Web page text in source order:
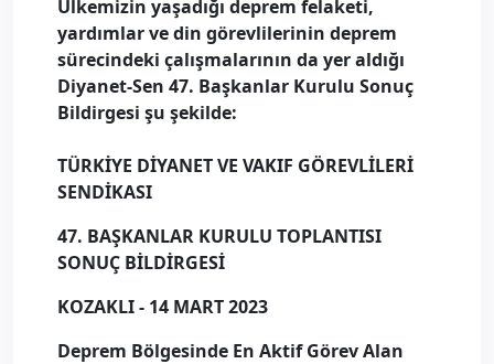
Ülkemizin yaşadığı deprem felaketi,
yardımlar ve din görevlilerinin deprem
sürecindeki çalışmalarının da yer aldığı
Diyanet-Sen 47. Başkanlar Kurulu Sonuç
Bildirgesi şu şekilde:
TÜRKİYE DİYANET VE VAKIF GÖREVLİLERİ
SENDİKASI
47. BAŞKANLAR KURULU TOPLANTISI
SONUÇ BİLDİRGESİ
KOZAKLI - 14 MART 2023
Deprem Bölgesinde En Aktif Görev Alan